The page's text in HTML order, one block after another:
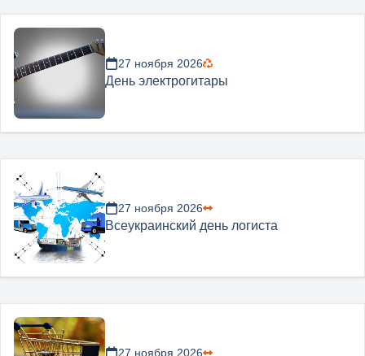
27 ноября 2026
День электрогитары
27 ноября 2026
Всеукраинский день логиста
27 ноября 2026